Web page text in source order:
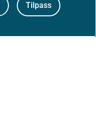
Tilpass